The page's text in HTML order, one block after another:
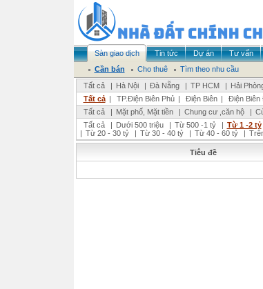
Sàn giao dịch Tin tức Dự án Tư vấn
Cần bán
Cho thuê
Tìm theo nhu cầu
Tất cả
| Hà Nội | Đà Nẵng | TP HCM | Hải
Tất cả | TP.Điện Biên Phủ | Điện Biên | Điện Biên
Tất cả
| Mặt phố, Mặt tiền | Chung cư ,căn hộ |
Tất cả
| Dưới 500 triệu | Từ 500 -1 tỷ | Từ 1 -2 tỷ
| Từ 20 - 30 tỷ | Từ 30 - 40 tỷ | Từ 40 - 60 tỷ |
Tiêu đề